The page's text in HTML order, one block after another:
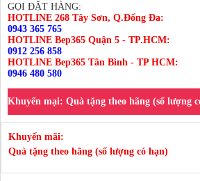
GỌI ĐẶT HÀNG:
HOTLINE 268 Tây Sơn, Q.Đống Đa:
0943 365 765
HOTLINE Bep365 Quận 5 - TP.HCM:
0912 256 858
HOTLINE Bep365 Tân Bình - TP HCM:
0946 480 580
Khuyến mại: Quà tặng theo hãng (số lượng
Khuyến mãi:
Quà tặng theo hãng (số lượng có hạn)